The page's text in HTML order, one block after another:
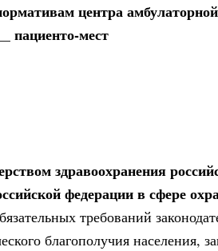
центра
пациенто-мест
здравоохранения
федерации в сфере
требований
благополучия населения,